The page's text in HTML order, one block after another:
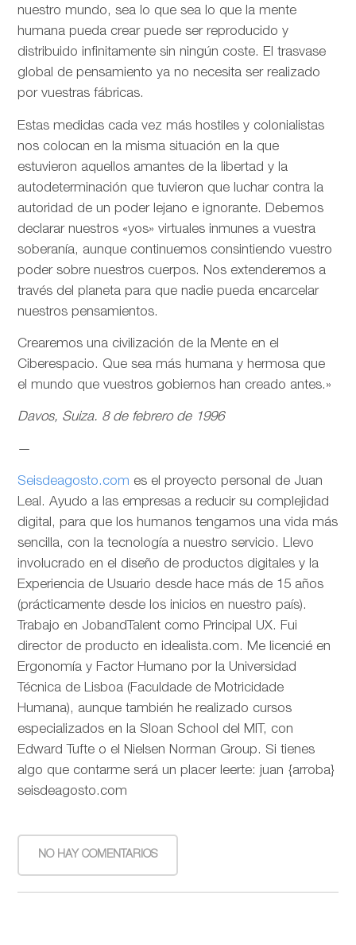
nuestro mundo, sea lo que sea lo que la mente
humana pueda crear puede ser reproducido y
distribuido infinitamente sin ningún coste. El trasvase
global de pensamiento ya no necesita ser realizado
por vuestras fábricas.
Estas medidas cada vez más hostiles y colonialistas
nos colocan en la misma situación en la que
estuvieron aquellos amantes de la libertad y la
autodeterminación que tuvieron que luchar contra la
autoridad de un poder lejano e ignorante. Debemos
declarar nuestros «yos» virtuales inmunes a vuestra
soberanía, aunque continuemos consintiendo vuestro
poder sobre nuestros cuerpos. Nos extenderemos a
través del planeta para que nadie pueda encarcelar
nuestros pensamientos.
Crearemos una civilización de la Mente en el
Ciberespacio. Que sea más humana y hermosa que
el mundo que vuestros gobiernos han creado antes.»
Davos, Suiza. 8 de febrero de 1996
—
Seisdeagosto.com es el proyecto personal de Juan
Leal. Ayudo a las empresas a reducir su complejidad
digital, para que los humanos tengamos una vida más
sencilla, con la tecnología a nuestro servicio. Llevo
involucrado en el diseño de productos digitales y la
Experiencia de Usuario desde hace más de 15 años
(prácticamente desde los inicios en nuestro país).
Trabajo en JobandTalent como Principal UX. Fui
director de producto en idealista.com. Me licencié en
Ergonomía y Factor Humano por la Universidad
Técnica de Lisboa (Faculdade de Motricidade
Humana), aunque también he realizado cursos
especializados en la Sloan School del MIT, con
Edward Tufte o el Nielsen Norman Group. Si tienes
algo que contarme será un placer leerte: juan {arroba}
seisdeagosto.com
NO HAY COMENTARIOS